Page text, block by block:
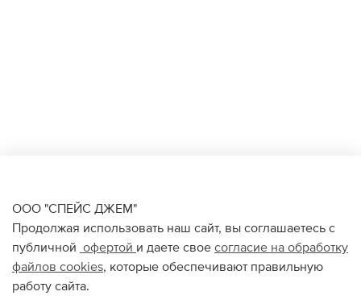
ООО "СПЕЙС ДЖЕМ"
Продолжая использовать наш сайт, вы соглашаетесь с
публичной офертой и даете свое согласие на обработку
файлов cookies, которые обеспечивают правильную
работу сайта.